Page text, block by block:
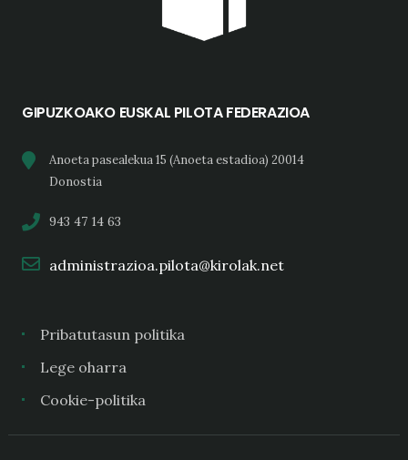
GIPUZKOAKO EUSKAL PILOTA FEDERAZIOA
Anoeta pasealekua 15 (Anoeta estadioa) 20014
Donostia
943 47 14 63
administrazioa.pilota@kirolak.net
Pribatutasun politika
Lege oharra
Cookie-politika